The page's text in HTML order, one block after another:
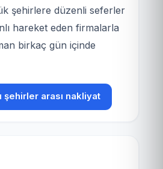
şehirlere düzenli seferler
hareket eden firmalarla
birkaç gün içinde
şehirler arası nakliyat